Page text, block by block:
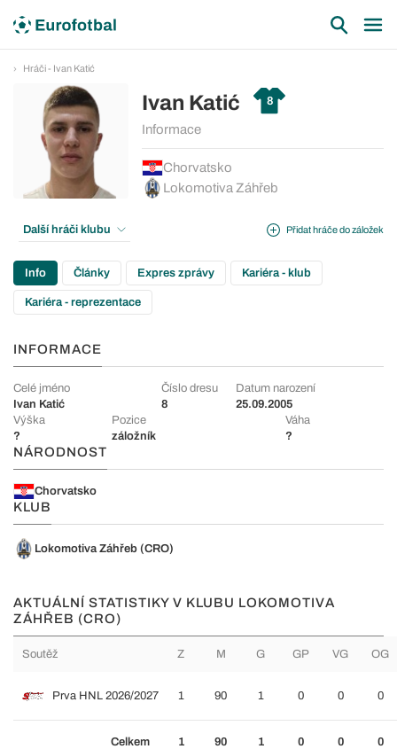
Hráči - Ivan Katić
Ivan Katić 8
Informace
Chorvatsko
Lokomotiva Záhřeb
Přidat hráče do záložek
Další hráči klubu
Info Články Expres zprávy Kariéra - klub
Kariéra - reprezentace
INFORMACE
Celé jméno
Ivan Katić
Číslo dresu
8
Datum narození
25.09.2005
Výška
?
Pozice
záložník
Váha
?
NÁRODNOST
Chorvatsko
KLUB
Lokomotiva Záhřeb (CRO)
AKTUÁLNÍ STATISTIKY V KLUBU LOKOMOTIVA
ZÁHŘEB (CRO)
Soutěž Z M G GP VG OG
Prva HNL 2026/2027 1 90 1 0 0 0
Celkem 1 90 1 0 0 0